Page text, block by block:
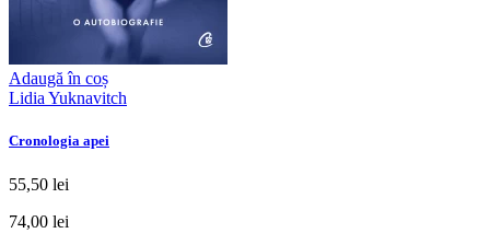
Adaugă în coș
Lidia Yuknavitch
Cronologia apei
55,50 lei
74,00 lei